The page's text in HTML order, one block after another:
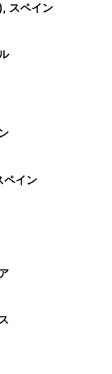
スペイン
ペイン